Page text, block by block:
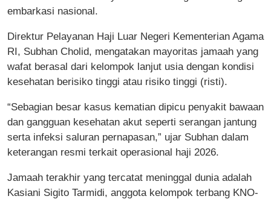
embarkasi nasional.
Direktur Pelayanan Haji Luar Negeri Kementerian Agama
RI, Subhan Cholid, mengatakan mayoritas jamaah yang
wafat berasal dari kelompok lanjut usia dengan kondisi
kesehatan berisiko tinggi atau risiko tinggi (risti).
“Sebagian besar kasus kematian dipicu penyakit bawaan
dan gangguan kesehatan akut seperti serangan jantung
serta infeksi saluran pernapasan,” ujar Subhan dalam
keterangan resmi terkait operasional haji 2026.
Jamaah terakhir yang tercatat meninggal dunia adalah
Kasiani Sigito Tarmidi, anggota kelompok terbang KNO-